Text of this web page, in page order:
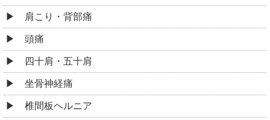
肩こり・背部痛
頭痛
四十肩・五十肩
坐骨神経痛
椎間板ヘルニア